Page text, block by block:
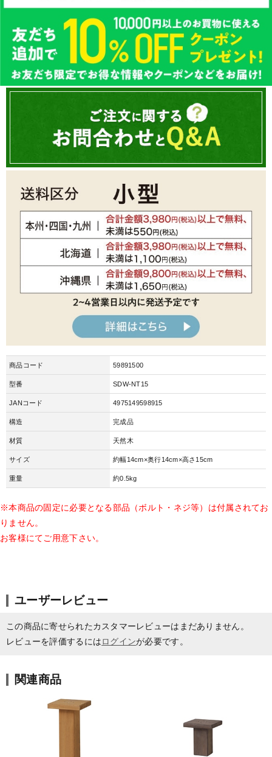
商品コード 59891500
型番 SDW-NT15
JANコード 4975149598915
構造 完成品
材質 天然木
サイズ 約幅14cm×奥行14cm×高さ15cm
重量 約0.5kg
※本商品の固定に必要となる部品（ボルト・ネジ等）は付属されてお
りません。
お客様にてご用意下さい。
ユーザーレビュー
この商品に寄せられたカスタマーレビューはまだありません。
レビューを評価するにはログインが必要です。
関連商品